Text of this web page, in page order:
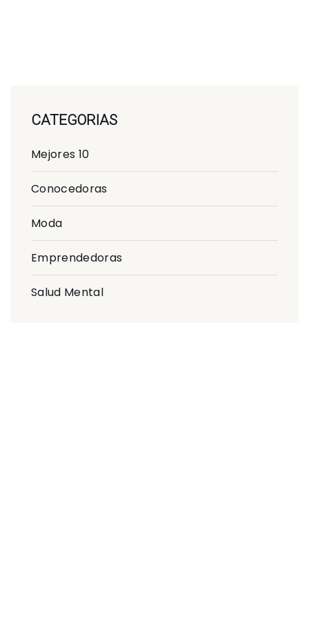
CATEGORIAS
Mejores 10
Conocedoras
Moda
Emprendedoras
Salud Mental